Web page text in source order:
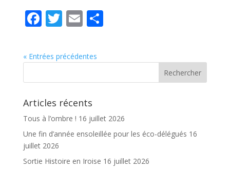
F
e
b
o
o
k
T
itt
er
E
ai
l
P
g
er
« Entrées précédentes
Articles récents
Tous à l’ombre ! 16 juillet 2026
Une fin d’année ensoleillée pour les éco-délégués 16
juillet 2026
Sortie Histoire en Iroise 16 juillet 2026